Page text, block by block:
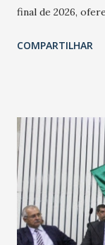
final de 2026,
Havan Fortaleza
COMPARTILHAR